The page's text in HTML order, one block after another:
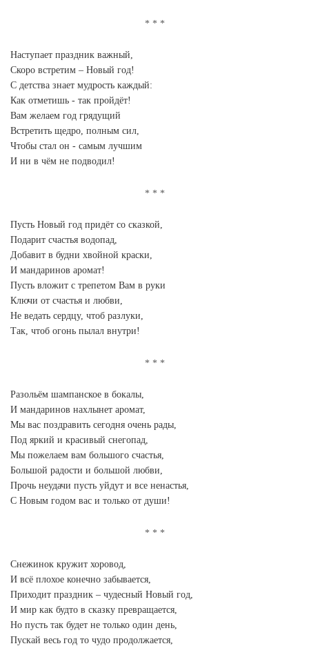
Наступает праздник важный,
Скоро встретим – Новый год!
С детства знает мудрость каждый:
Как отметишь - так пройдёт!
Вам желаем год грядущий
Встретить щедро, полным сил,
Чтобы стал он - самым лучшим
И ни в чём не подводил!
Пусть Новый год придёт со сказкой,
Подарит счастья водопад,
Добавит в будни хвойной краски,
И мандаринов аромат!
Пусть вложит с трепетом Вам в руки
Ключи от счастья и любви,
Не ведать сердцу, чтоб разлуки,
Так, чтоб огонь пылал внутри!
Разольём шампанское в бокалы,
И мандаринов нахлынет аромат,
Мы вас поздравить сегодня очень рады,
Под яркий и красивый снегопад,
Мы пожелаем вам большого счастья,
Большой радости и большой любви,
Прочь неудачи пусть уйдут и все ненастья,
С Новым годом вас и только от души!
Снежинок кружит хоровод,
И всё плохое конечно забывается,
Приходит праздник – чудесный Новый год,
И мир как будто в сказку превращается,
Но пусть так будет не только один день,
Пускай весь год то чудо продолжается,